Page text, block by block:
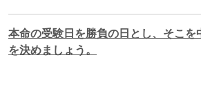
本命の受験日を勝負の日とし、そこを
を決めましょう。